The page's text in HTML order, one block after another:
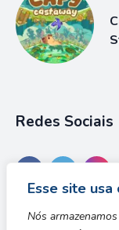
Esse site usa
Nós
Redes Sociais